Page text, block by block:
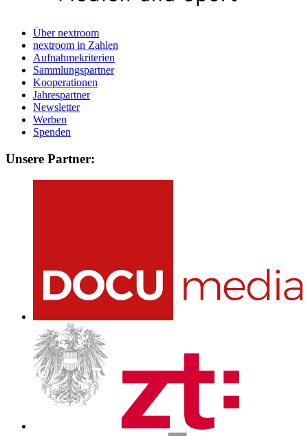
Über nextroom
nextroom in Zahlen
Aufnahmekriterien
Sammlungspartner
Kooperationen
Jahrespartner
Newsletter
Werben
Spenden
Unsere Partner: